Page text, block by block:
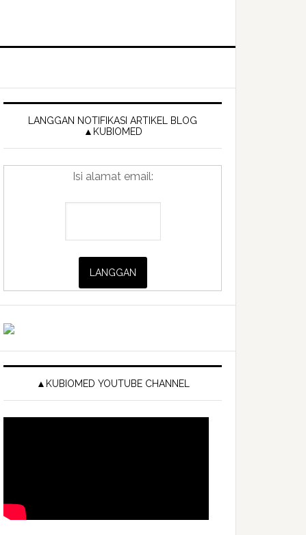
Primary
SidebarLANGGAN NOTIFIKASI ARTIKEL BLOG
▲KUBIOMED
Isi alamat email:
▲KUBIOMED YOUTUBE CHANNEL